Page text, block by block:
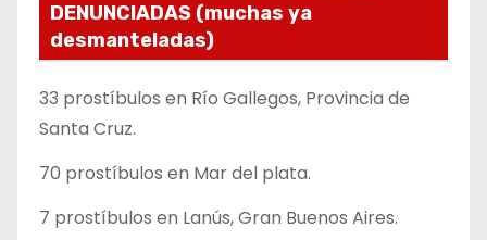
DENUNCIADAS (muchas ya
desmanteladas)
33 prostíbulos en Río Gallegos, Provincia de
Santa Cruz.
70 prostíbulos en Mar del plata.
7 prostíbulos en Lanús, Gran Buenos Aires.